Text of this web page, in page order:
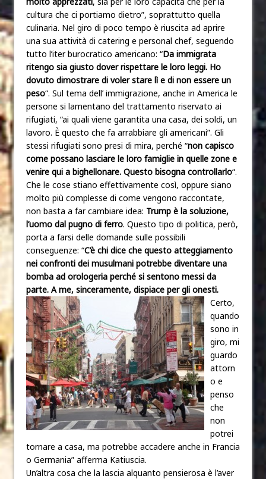
cultura che ci portiamo dietro”, soprattutto quella
culinaria. Nel giro di poco tempo è riuscita ad aprire
una sua attività di catering e personal chef, seguendo
tutto l’iter burocratico americano: “Da immigrata
ritengo sia giusto dover rispettare le loro leggi. Ho
dovuto dimostrare di voler stare lì e di non essere un
peso“. Sul tema dell’ immigrazione, anche in America le
persone si lamentano del trattamento riservato ai
rifugiati, “ai quali viene garantita una casa, dei soldi, un
lavoro. È questo che fa arrabbiare gli americani”. Gli
stessi rifugiati sono presi di mira, perché “non capisco
come possano lasciare le loro famiglie in quelle zone e
venire qui a bighellonare. Questo bisogna controllarlo“.
Che le cose stiano effettivamente così, oppure siano
molto più complesse di come vengono raccontate,
non basta a far cambiare idea: Trump è la soluzione,
l’uomo dal pugno di ferro. Questo tipo di politica, però,
porta a farsi delle domande sulle possibili
conseguenze: “C’è chi dice che questo atteggiamento
nei confronti dei musulmani potrebbe diventare una
bomba ad orologeria perché si sentono messi da
parte. A me, sinceramente, dispiace per gli onesti.
Certo,
quando
sono in
giro, mi
guardo
attorn
o e
penso
che
non
potrei
tornare a casa, ma potrebbe accadere anche in Francia
o Germania” afferma Katiuscia.
Un’altra cosa che la lascia alquanto pensierosa è l’aver